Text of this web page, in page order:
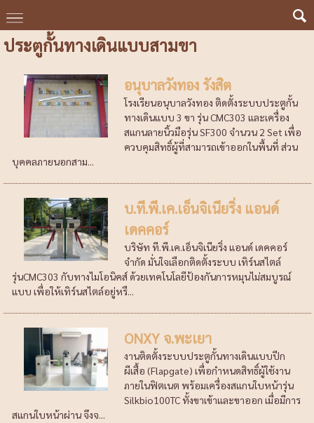
ประตูกั้นทางเดินแบบสามขา
อนุบาลวังทอง รังสิต
โรงเรียนอนุบาลวังทอง ติดตั้งระบบประตูกั้น
ทางเดินแบบ 3 ขา รุ่น CMC303 และเครื่อง
สแกนลายนิ้วมือรุ่น SF300 จำนวน 2 Set เพื่อ
ควบคุมสิทธิ์ผู้ที่สามารถเข้าออกในพื้นที่ ส่วน
บุคคลภายนอกสาม...
บ.ที.พี.เค.เอ็นจิเนียริ่ง แอนด์
เดคคอร์
บริษัท ที.พี.เค.เอ็นจิเนียริ่ง แอนด์ เดคคอร์
จำกัด มั่นใจเลือกติดตั้งระบบ เทิร์นสไตล์
รุ่นCMC303 กับทางไมโอนิคส์ ด้วยเทคโนโลยีป้องกันการหมุนไม่สมบูรณ์
แบบ เพื่อให้เทิร์นสไตล์อยู่หรื...
ONXY จ.พะเยา
งานติดตั้งระบบประตูกั้นทางเดินแบบปีก
ผีเสื้อ (Flapgate) เพื่อกำหนดสิทธิ์ผู้ใช้งาน
ภายในฟิตเนต พร้อมเครื่องสแกนใบหน้ารุ่น
Silkbio100TC ทั้งขาเข้าและขาออก เมื่อมีการ
สแกนใบหน้าผ่าน จึงจ...